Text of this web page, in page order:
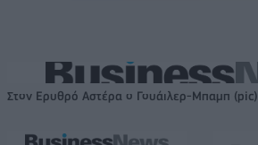
Στον Ερυθρό Αστέρα ο Γουάιλερ-Μπαμπ (pic)